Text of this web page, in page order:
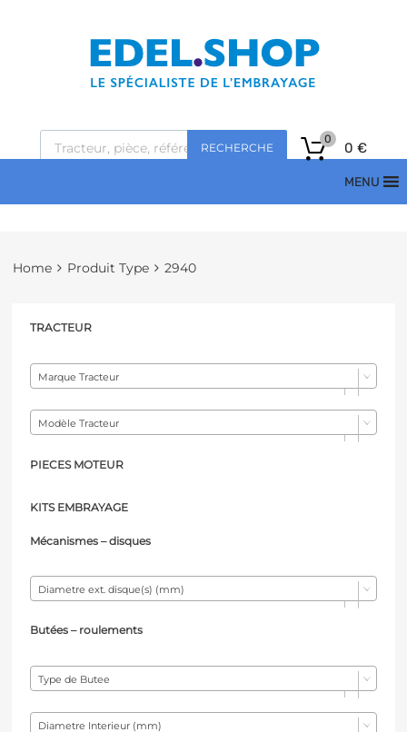
RECHERCHE 0 €
0
MENU
Home Produit Type 2940
TRACTEUR
Marque Tracteur
Modèle Tracteur
PIECES MOTEUR
KITS EMBRAYAGE
Mécanismes – disques
Diametre ext. disque(s) (mm)
Butées – roulements
Type de Butee
Diametre Interieur (mm)